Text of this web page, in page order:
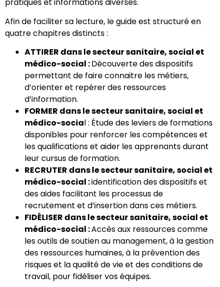
pratiques et informations diverses.
Afin de faciliter sa lecture, le guide est structuré en
quatre chapitres distincts :
ATTIRER dans le secteur sanitaire, social et
médico-social :Découverte des dispositifs
permettant de faire connaitre les métiers,
d’orienter et repérer des ressources
d’information.
FORMER dans le secteur sanitaire, social et
médico-social : Étude des leviers de formations
disponibles pour renforcer les compétences et
les qualifications et aider les apprenants durant
leur cursus de formation.
RECRUTER dans le secteur sanitaire, social et
médico-social :identification des dispositifs et
des aides facilitant les processus de
recrutement et d’insertion dans ces métiers.
FIDÉLISER dans le secteur sanitaire, social et
médico-social :Accès aux ressources comme
les outils de soutien au management, à la gestion
des ressources humaines, à la prévention des
risques et la qualité de vie et des conditions de
travail, pour fidéliser vos équipes.